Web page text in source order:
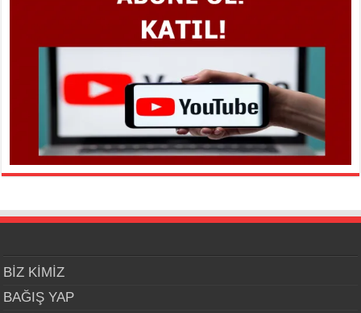
BİZ KİMİZ
BAĞIŞ YAP